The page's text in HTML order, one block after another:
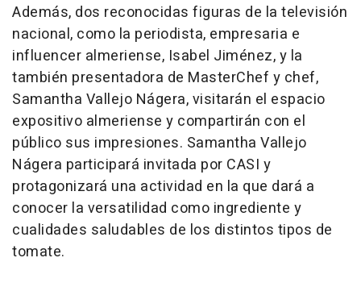
Además, dos reconocidas figuras de la televisión
nacional, como la periodista, empresaria e
influencer almeriense, Isabel Jiménez, y la
también presentadora de MasterChef y chef,
Samantha Vallejo Nágera, visitarán el espacio
expositivo almeriense y compartirán con el
público sus impresiones. Samantha Vallejo
Nágera participará invitada por CASI y
protagonizará una actividad en la que dará a
conocer la versatilidad como ingrediente y
cualidades saludables de los distintos tipos de
tomate.